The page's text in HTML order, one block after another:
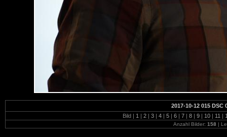
2017-10-12 015 DSC
Bild | 1 | 2 | 3 | 4 | 5 | 6 | 7 | 8 | 9 | 10 | 11 |
Anzahl Bilder: 158 |